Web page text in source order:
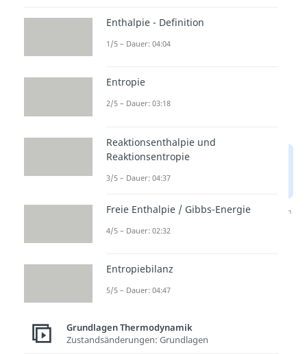
Nach Beantwortung speichern wir deine Antwort, um
unserer
Übersicht: Exergon,
Endergon, chemisches
Wir fassen zusammen:
Enthalpie - Definition
1/5 – Dauer: 04:04
Entropie
2/5 – Dauer: 03:18
Reaktionsenthalpie und
Reaktionsentropie
3/5 – Dauer: 04:37
Freie Enthalpie / Gibbs-Energie
4/5 – Dauer: 02:32
Entropiebilanz
5/5 – Dauer: 04:47
Grundlagen Thermodynamik
Zustandsänderungen: Grundlagen